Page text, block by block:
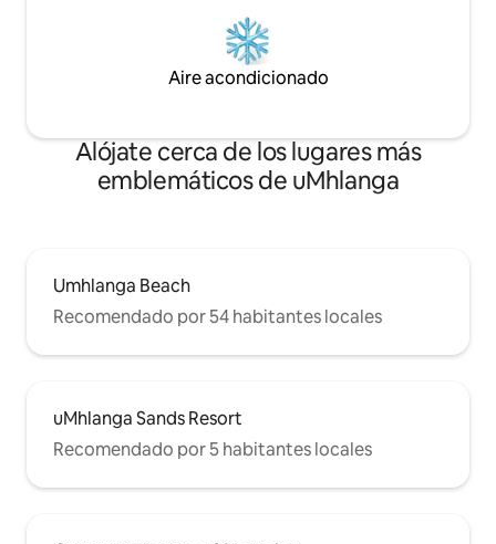
Aire acondicionado
Alójate cerca de los lugares más
emblemáticos de uMhlanga
Umhlanga Beach
Recomendado por 54 habitantes locales
uMhlanga Sands Resort
Recomendado por 5 habitantes locales